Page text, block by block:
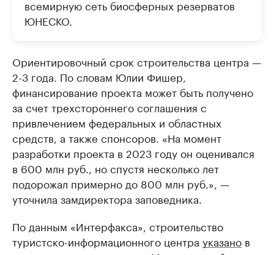
всемирную сеть биосферных резерватов
ЮНЕСКО.
Ориентировочный срок строительства центра —
2-3 года. По словам Юлии Фишер,
финансирование проекта может быть получено
за счет трехстороннего соглашения с
привлечением федеральных и областных
средств, а также спонсоров. «На момент
разработки проекта в 2023 году он оценивался
в 600 млн руб., но спустя несколько лет
подорожал примерно до 800 млн руб.», —
уточнила замдиректора заповедника.
По данным «Интерфакса», строительство
туристско-информационного центра указано в